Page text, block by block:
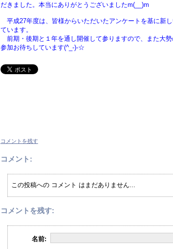
だきました。本当にありがとうございましたm(__)m
平成27年度は、皆様からいただいたアンケートを基に新
ています。
前期・後期と１年を通し開催して参りますので、また大
参加お待ちしています(^_-)-☆
コメントを残す
コメント:
この投稿への コメント はまだありません...
コメントを残す:
名前: